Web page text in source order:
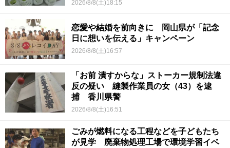
2026/8/8(土)18:15
恋愛や結婚を前向きに 岡山県が「記念
日に想いを伝える」キャンペーン
2026/8/8(土)16:57
「お前 潰すからな」ストーカー規制法違
反の疑い 縫製作業員の女（43）を逮
捕 香川県警
2026/8/8(土)16:51
ごみが燃料になる工程などを子どもたち
が見学 廃棄物処理工場で環境学習イベ